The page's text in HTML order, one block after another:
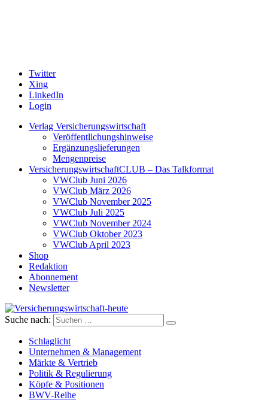
Twitter
Xing
LinkedIn
Login
Verlag Versicherungswirtschaft
Veröffentlichungshinweise
Ergänzungslieferungen
Mengenpreise
VersicherungswirtschaftCLUB – Das Talkformat
VWClub Juni 2026
VWClub März 2026
VWClub November 2025
VWClub Juli 2025
VWClub November 2024
VWClub Oktober 2023
VWClub April 2023
Shop
Redaktion
Abonnement
Newsletter
Versicherungswirtschaft-heute
Suche nach:
Schlaglicht
Unternehmen & Management
Märkte & Vertrieb
Politik & Regulierung
Köpfe & Positionen
BWV-Reihe